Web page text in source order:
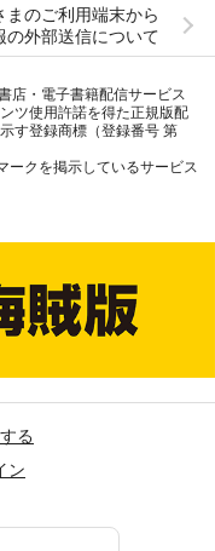
まのご利用端末から
の外部送信について
店・電子書籍配信サービス
ツ使用許諾を得た正規版配
す登録商標（登録番号 第
ークを掲示しているサービス
る
ン